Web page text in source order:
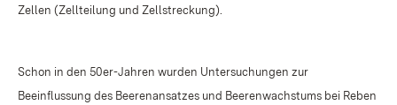
Zellen (Zellteilung und Zellstreckung).
Schon in den 50er-Jahren wurden Untersuchungen zur
Beeinflussung des Beerenansatzes und Beerenwachstums bei Reben